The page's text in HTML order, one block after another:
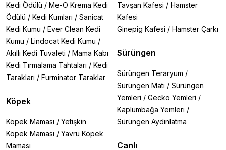
Kedi Ödülü / Me-O Krema Kedi
Ödülü / Kedi Kumları / Sanicat
Kedi Kumu / Ever Clean Kedi
Kumu / Lindocat Kedi Kumu /
Akıllı Kedi Tuvaleti / Mama Kabı
Kedi Tırmalama Tahtaları / Kedi
Tarakları / Furminator Taraklar
Köpek
Köpek Maması / Yetişkin
Köpek Maması / Yavru Köpek
Maması
Tavşan Kafesi / Hamster
Kafesi
Ginepig Kafesi / Hamster Çarkı
Sürüngen
Sürüngen Teraryum /
Sürüngen Matı / Sürüngen
Yemleri / Gecko Yemleri /
Kaplumbağa Yemleri /
Sürüngen Aydınlatma
Canlı